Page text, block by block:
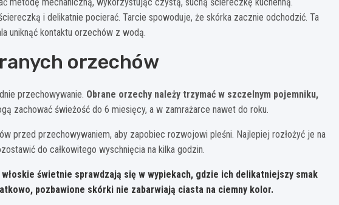
i delikatnie pocierać. Tarcie spowoduje, że skórka zacznie odchodzić. Ta
uniknąć kontaktu orzechów z wodą.
orzechów
przechowywanie. Obrane orzechy należy trzymać w szczelnym pojemniku,
zachować świeżość do 6 miesięcy, a w zamrażarce nawet do roku.
przed przechowywaniem, aby zapobiec rozwojowi pleśni. Najlepiej rozłożyć je na
do całkowitego wyschnięcia na kilka godzin.
świetnie sprawdzają się w wypiekach, gdzie ich delikatniejszy smak
pozbawione skórki nie zabarwiają ciasta na ciemny kolor.